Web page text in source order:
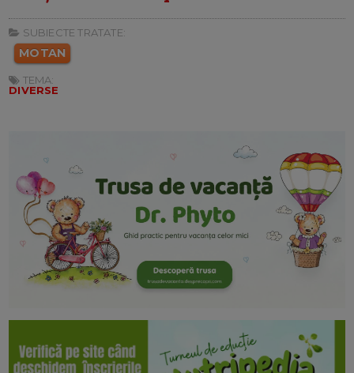
SUBIECTE TRATATE:
MOTAN
TEMA:
DIVERSE